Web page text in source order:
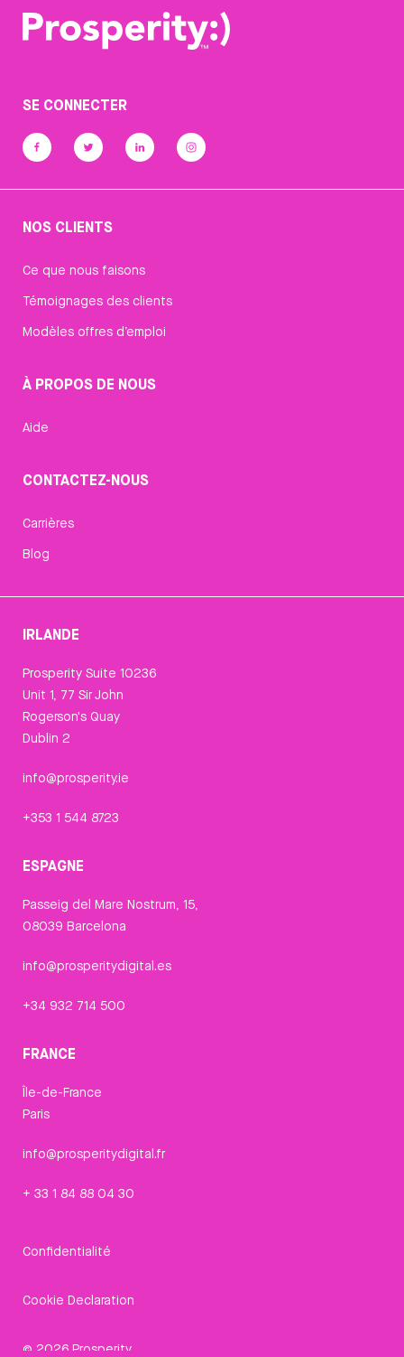
SE CONNECTER
NOS CLIENTS
Ce que nous faisons
Témoignages des clients
Modèles offres d’emploi
À PROPOS DE NOUS
Aide
CONTACTEZ-NOUS
Carrières
Blog
IRLANDE
Prosperity Suite 10236
Unit 1, 77 Sir John
Rogerson's Quay
Dublin 2
info@prosperity.ie
+353 1 544 8723
ESPAGNE
Passeig del Mare Nostrum, 15,
08039 Barcelona
info@prosperitydigital.es
+34 932 714 500
FRANCE
Île-de-France
Paris
info@prosperitydigital.fr
+ 33 1 84 88 04 30
Confidentialité
Cookie Declaration
© 2026 Prosperity